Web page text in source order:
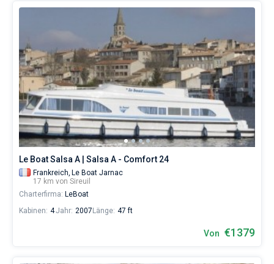
Le Boat Salsa A | Salsa A - Comfort 24
Frankreich, Le Boat Jarnac
17 km von Sireuil
Charterfirma: LeBoat
Kabinen: 4Jahr: 2007 Länge: 47 ft
Von €1379